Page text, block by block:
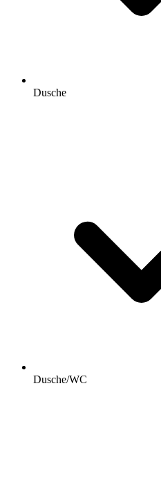
Dusche
Dusche/WC